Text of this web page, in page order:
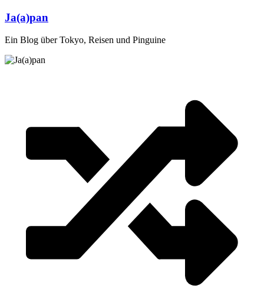
Zum
Inhalt
springen
Ja(a)pan
Ein Blog über Tokyo, Reisen und Pinguine